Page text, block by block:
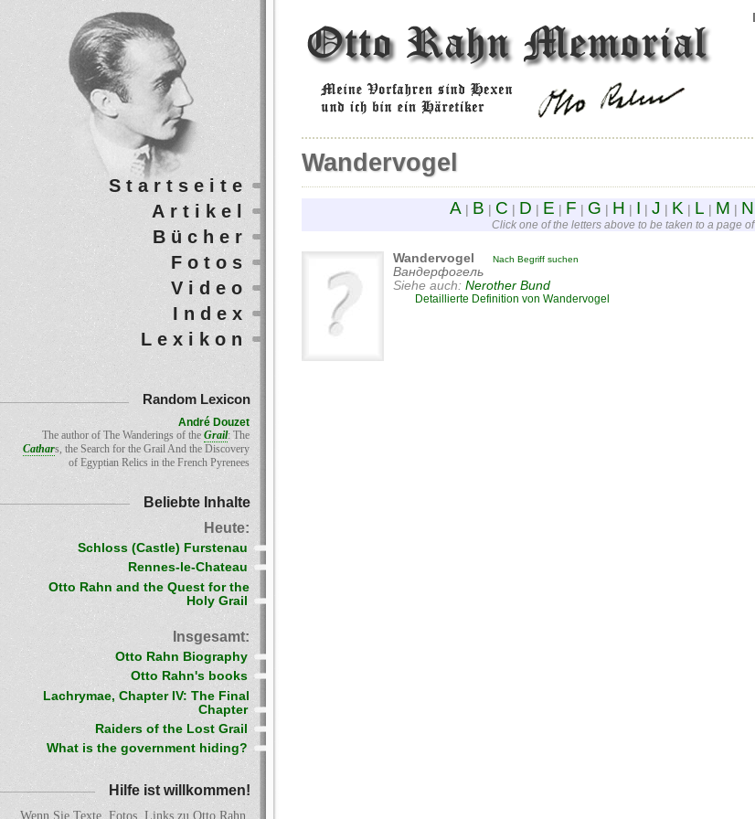
Wandervogel
A B C D E F G H I J K L M N
Click one of the letters above to be taken to a page
Wandervogel Nach Begriff suchen
Вандерфогель
Siehe auch: Nerother Bund
Detaillierte Definition von Wandervogel
Startseite
Artikel
Bücher
Fotos
Video
Index
Lexikon
Random Lexicon
André Douzet
The author of The Wanderings of the Grail: The
Cathars, the Search for the Grail And the Discovery
of Egyptian Relics in the French Pyrenees
Beliebte Inhalte
Heute:
Schloss (Castle) Furstenau
Rennes-le-Chateau
Otto Rahn and the Quest for the
Holy Grail
Insgesamt:
Otto Rahn Biography
Otto Rahn's books
Lachrymae, Chapter IV: The Final
Chapter
Raiders of the Lost Grail
What is the government hiding?
Hilfe ist willkommen!
Wenn Sie Texte, Fotos, Links zu Otto Rahn,